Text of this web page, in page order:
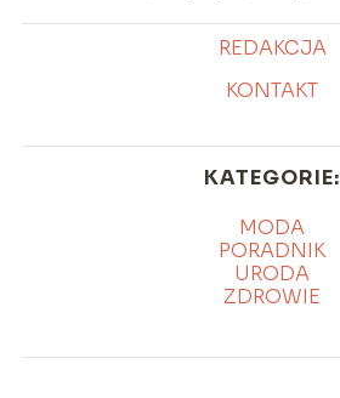
REDAKCJA
KONTAKT
KATEGORIE:
MODA
PORADNIK
URODA
ZDROWIE